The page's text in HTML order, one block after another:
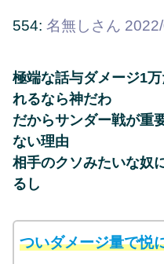
554: 名無しさん
極端な話与ダメージ1
れるなら神だわ
だからサンダー戦が重
ない理由
相手のクソみたいな奴
るし
ついダメージ量で悦